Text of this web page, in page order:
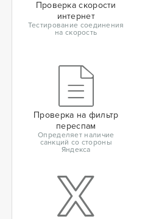
Проверка скорости
интернет
Тестирование соединения
на скорость
Проверка на фильтр
переспам
Определяет наличие
санкций со стороны
Яндекса